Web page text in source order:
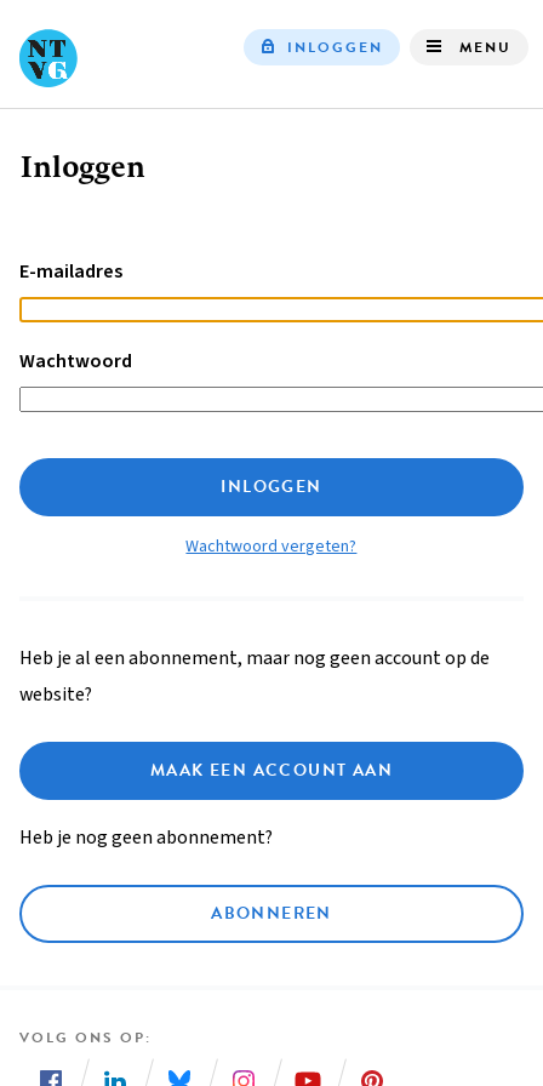
INLOGGEN MENU
Kruimelpad
Inloggen
E-mailadres
Wachtwoord
INLOGGEN
Wachtwoord vergeten?
Heb je al een abonnement, maar nog geen account op de
website?
MAAK EEN ACCOUNT AAN
Heb je nog geen abonnement?
ABONNEREN
VOLG ONS OP